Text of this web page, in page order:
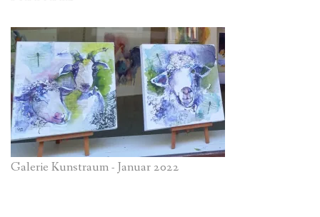
Galerie Kunstraum - Januar 2022